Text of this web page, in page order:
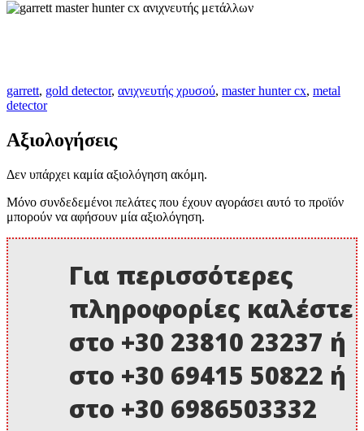
garrett, gold detector, ανιχνευτής χρυσού, master hunter cx, metal
detector
Αξιολογήσεις
Δεν υπάρχει καμία αξιολόγηση ακόμη.
Μόνο συνδεδεμένοι πελάτες που έχουν αγοράσει αυτό το προϊόν
μπορούν να αφήσουν μία αξιολόγηση.
Για περισσότερες
πληροφορίες καλέστε
στο +30 23810 23237 ή
στο +30 69415 50822 ή
στο +30 6986503332